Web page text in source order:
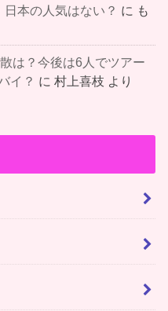
本の人気はない？ に も
は？今後は6人でツアー
イ？ に村上喜枝 より